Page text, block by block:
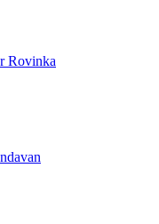
Rovinka